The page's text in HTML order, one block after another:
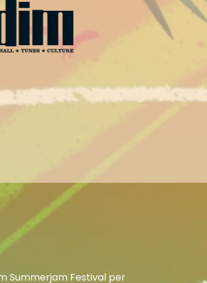
Summerjam Festival per